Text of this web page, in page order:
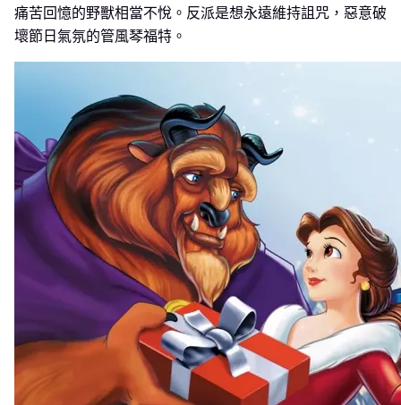
痛苦回憶的野獸相當不悅。反派是想永遠維持詛咒，惡意破
壞節日氣氛的管風琴福特。